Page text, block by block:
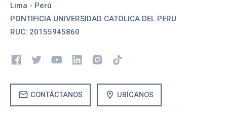
Lima - Perú
PONTIFICIA UNIVERSIDAD CATOLICA DEL PERU
RUC: 20155945860
mail CONTÁCTANOS location_on UBÍCANOS